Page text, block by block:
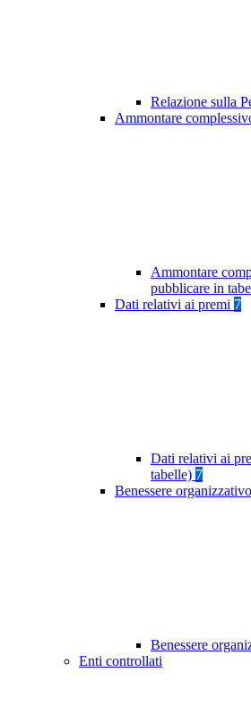
Relazione sulla
Ammontare
Ammontare
pubblicare in
Dati relativi ai premi 7
Dati relativi ai
tabelle) 7
Benessere organizzativo
Benessere
Enti controllati